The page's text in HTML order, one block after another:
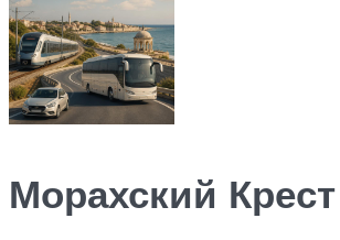
Морахский Крест